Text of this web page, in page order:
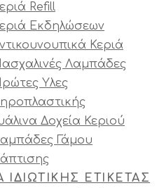
Refill
Εκδηλώσεων
Κεριά
Λαμπάδες
Υλες
Δοχεία Κεριού
Γάμου
ΙΔΙΩΤΙΚΗΣ ΕΤΙΚΕΤΑΣ